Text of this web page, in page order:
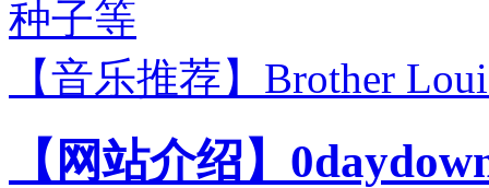
种子等
【音乐推荐】Brother
【网站介绍】